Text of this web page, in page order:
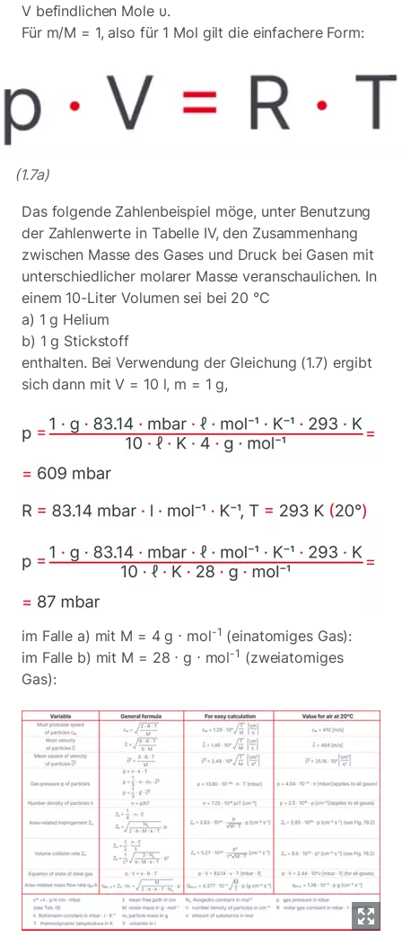
V befindlichen Mole υ.
Für m/M = 1, also für 1 Mol gilt die einfachere Form:
(1.7a)
Das folgende Zahlenbeispiel möge, unter Benutzung
der Zahlenwerte in Tabelle IV, den Zusammenhang
zwischen Masse des Gases und Druck bei Gasen mit
unterschiedlicher molarer Masse veranschaulichen. In
einem 10-Liter Volumen sei bei 20 °C
a) 1 g Helium
b) 1 g Stickstoff
enthalten. Bei Verwendung der Gleichung (1.7) ergibt
sich dann mit V = 10 l, m = 1 g,
im Falle a) mit M = 4 g ⋅ mol-1 (einatomiges Gas):
im Falle b) mit M = 28 ⋅ g ⋅ mol-1 (zweiatomiges
Gas):